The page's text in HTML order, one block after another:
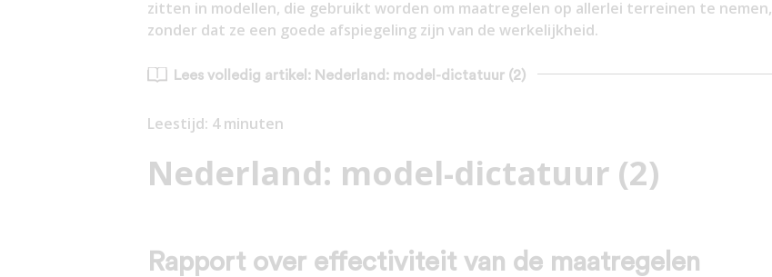
zitten in modellen, die gebruikt worden om maatregelen op allerlei terreinen te nemen,
zonder dat ze een goede afspiegeling zijn van de werkelijkheid.
Lees volledig artikel: Nederland: model-dictatuur (2)
Leestijd: 4 minuten
Nederland: model-dictatuur (2)
Rapport over effectiviteit van de maatregelen